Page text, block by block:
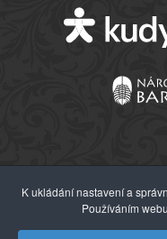
© 2026
K ukládání nastavení a
Používáním